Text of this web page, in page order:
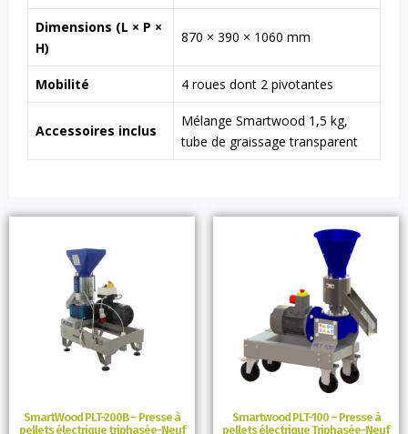
Dimensions (L × P ×
H)
870 × 390 × 1060 mm
Mobilité 4 roues dont 2 pivotantes
Accessoires inclus
Mélange Smartwood 1,5 kg,
tube de graissage transparent
SmartWood PLT-200B – Presse à
pellets électrique triphasée-Neuf
Smartwood PLT-100 – Presse à
pellets électrique Triphasée-Neuf